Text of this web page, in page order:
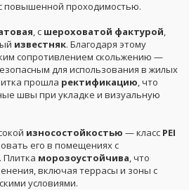
повышенной проходимостью.
, с шероховатой фактурой
известняк. Благодаря этому
сопротивлением скольжению —
для использования в жилых
прошла ректификацию , что
швы при укладке и визуальную
износостойкостью — класс PEI
его в помещениях с
морозоустойчива , что
включая террасы и зоны с
условиями.